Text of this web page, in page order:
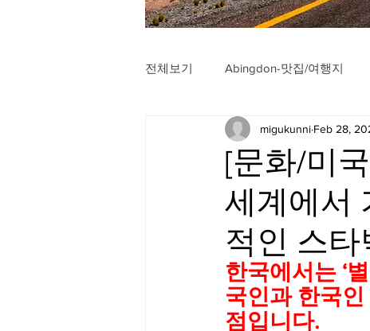
전체보기 Abingdon-맛집/여행지
Arlington-맛집/여행지
Badlands-맛집/여행지
Big Bend-맛집/여행지
Boston-맛집/여행지 Boulder
[문화/미
세계에서
적인 스타
migukunni Feb 28,
한국에서는 ‘
국인과 한국
점입니다.